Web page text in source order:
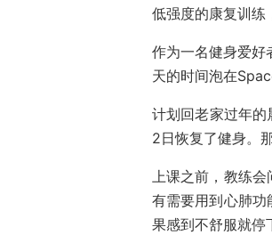
低强度的康复训练
作为一名健身爱好
天的时间泡在
计划回老家过年的
2日恢复了健身。
上课之前，教练会
有需要用到心肺功
果感到不舒服就停